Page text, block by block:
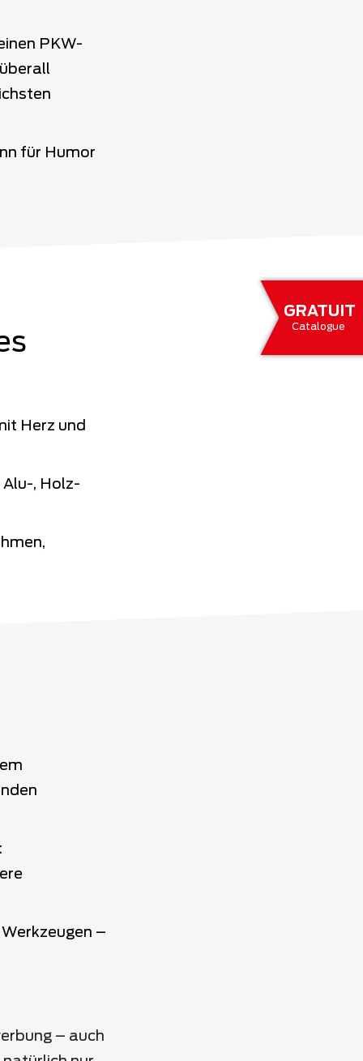
GRATUIT
Catalogue
PKW-
für Humor
Herz und
, Holz-
–
– auch